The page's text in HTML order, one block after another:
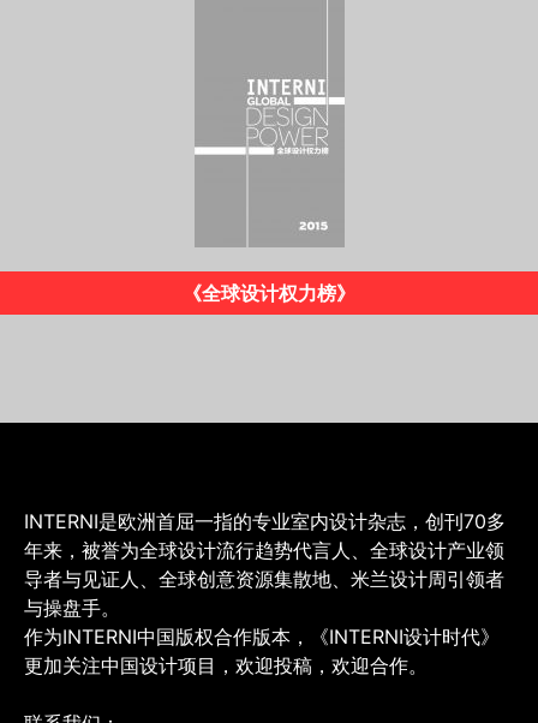
《INTERNI》意大利版
INTERNI是欧洲首屈一指的专业室内设计杂志，创刊70多
年来，被誉为全球设计流行趋势代言人、全球设计产业领
导者与见证人、全球创意资源集散地、米兰设计周引领者
与操盘手。
作为INTERNI中国版权合作版本，《INTERNI设计时代》
更加关注中国设计项目，欢迎投稿，欢迎合作。